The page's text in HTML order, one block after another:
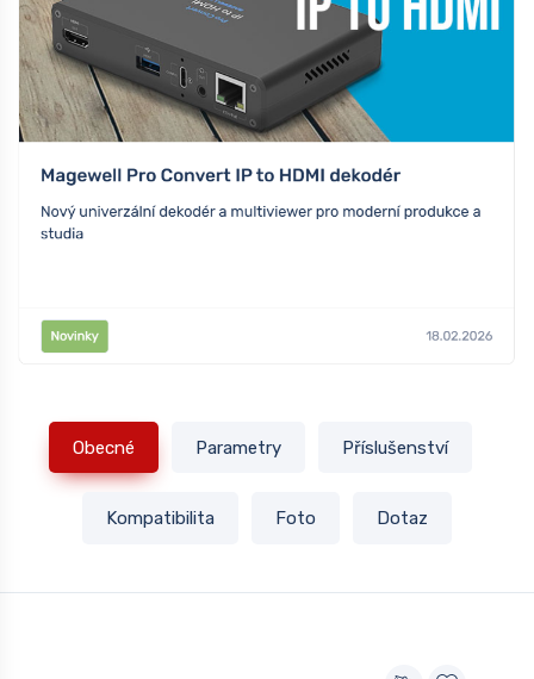
Obecné Parametry Příslušenství
Kompatibilita Foto Dotaz